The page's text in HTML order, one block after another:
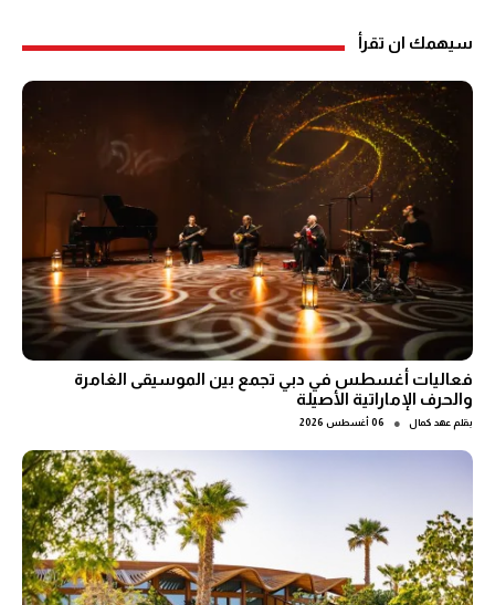
سيهمك ان تقرأ
فعاليات أغسطس في دبي تجمع بين الموسيقى الغامرة
والحرف الإماراتية الأصيلة
بقلم عهد كمال ● 06 أغسطس 2026